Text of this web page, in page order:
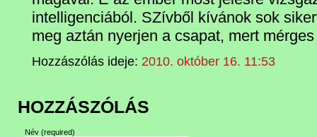
intelligenciából. SZívből kívánok sok
meg aztán nyerjen a csapat, mert
Hozzászólás ideje: 2010. október 16. 11:53
HOZZÁSZÓLÁS
Név (required)